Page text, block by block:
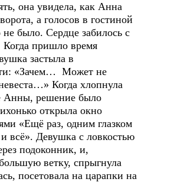
она увидела, как Анна
а голосов в гостиной
было. Сердце забилось с
пришло время
застыла в
«Зачем… Может не
Когда хлопнула
Анны, решение было
открыла окно
«Ещё раз, одним глазком
и всё». Девушка с ловкостью
подоконник, и,
ветку, спрыгнула
посетовала на царапки на